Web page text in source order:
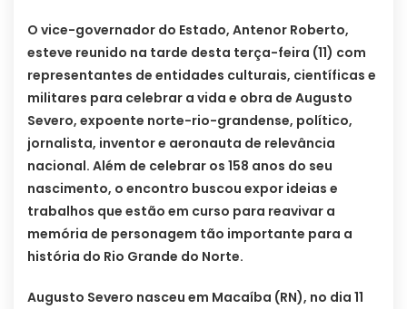
O vice-governador do Estado, Antenor Roberto,
esteve reunido na tarde desta terça-feira (11) com
representantes de entidades culturais, científicas e
militares para celebrar a vida e obra de Augusto
Severo, expoente norte-rio-grandense, político,
jornalista, inventor e aeronauta de relevância
nacional. Além de celebrar os 158 anos do seu
nascimento, o encontro buscou expor ideias e
trabalhos que estão em curso para reavivar a
memória de personagem tão importante para a
história do Rio Grande do Norte.
Augusto Severo nasceu em Macaíba (RN), no dia 11